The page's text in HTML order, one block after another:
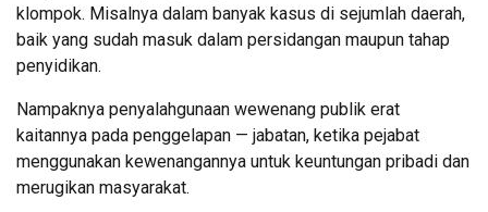
klompok. Misalnya dalam banyak kasus di sejumlah daerah,
baik yang sudah masuk dalam persidangan maupun tahap
penyidikan.
Nampaknya penyalahgunaan wewenang publik erat
kaitannya pada penggelapan — jabatan, ketika pejabat
menggunakan kewenangannya untuk keuntungan pribadi dan
merugikan masyarakat.